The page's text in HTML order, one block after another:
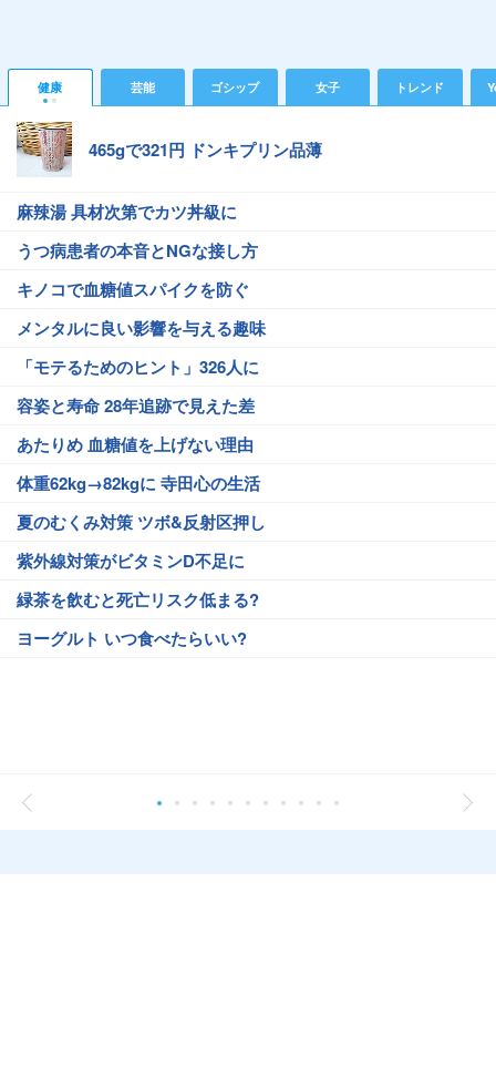
健康 芸能 ゴシップ 女子 トレンド
465gで321円 ドンキプリン品薄
麻辣湯 具材次第でカツ丼級に
うつ病患者の本音とNGな接し方
キノコで血糖値スパイクを防ぐ
メンタルに良い影響を与える趣味
「モテるためのヒント」326人に
容姿と寿命 28年追跡で見えた差
あたりめ 血糖値を上げない理由
体重62kg→82kgに 寺田心の生活
夏のむくみ対策 ツボ&反射区押し
紫外線対策がビタミンD不足に
緑茶を飲むと死亡リスク低まる?
ヨーグルト いつ食べたらいい?